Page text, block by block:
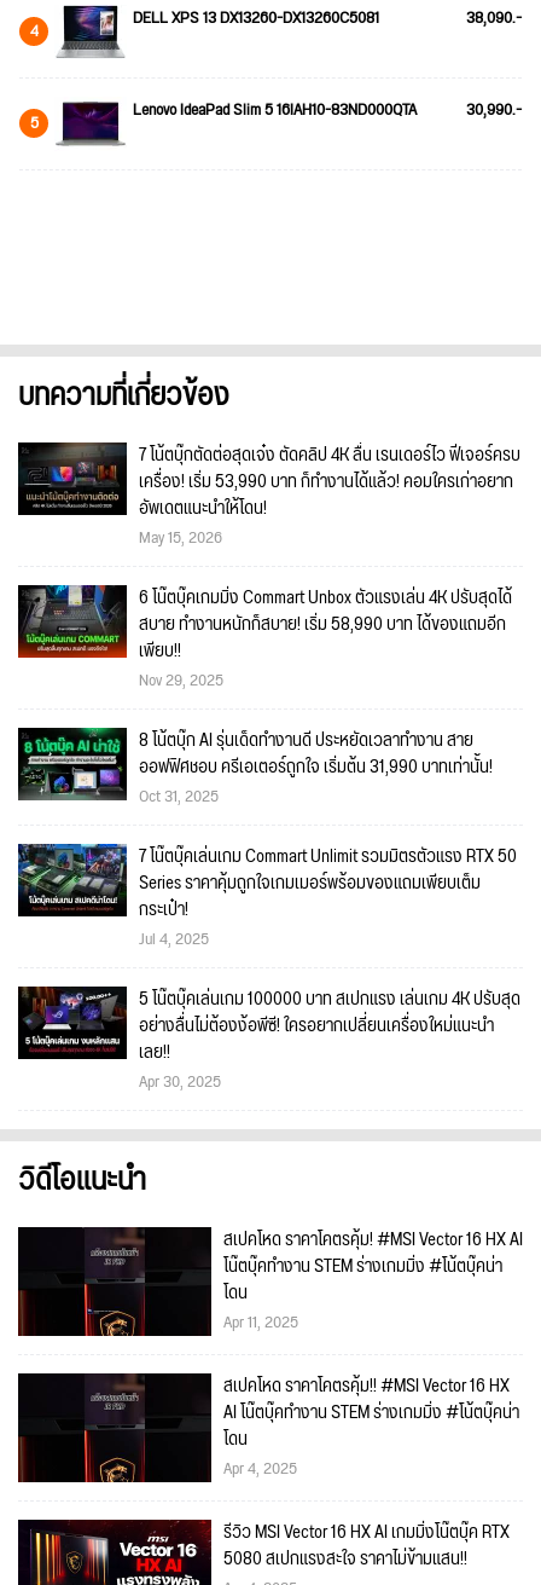
4 DELL XPS 13 DX13260-DX13260C5081 38,090.-
5 Lenovo IdeaPad Slim 5 16IAH10-83ND000QTA 30,990.-
บทความที่เกี่ยวข้อง
7 โน้ตบุ๊กตัดต่อสุดเจ๋ง ตัดคลิป 4K ลื่น เรนเดอร์ไว ฟีเจอร์ครบ
เครื่อง! เริ่ม 53,990 บาท ก็ทำงานได้แล้ว! คอมใครเก่าอยาก
อัพเดตแนะนำให้โดน!
May 15, 2026
6 โน๊ตบุ๊คเกมมิ่ง Commart Unbox ตัวแรงเล่น 4K ปรับสุดได้
สบาย ทำงานหนักก็สบาย! เริ่ม 58,990 บาท ได้ของแถมอีก
เพียบ!!
Nov 29, 2025
8 โน้ตบุ๊ก AI รุ่นเด็ดทำงานดี ประหยัดเวลาทำงาน สาย
ออฟฟิศชอบ ครีเอเตอร์ถูกใจ เริ่มต้น 31,990 บาทเท่านั้น!
Oct 31, 2025
7 โน๊ตบุ๊คเล่นเกม Commart Unlimit รวมมิตรตัวแรง RTX 50
Series ราคาคุ้มถูกใจเกมเมอร์พร้อมของแถมเพียบเต็ม
กระเป๋า!
Jul 4, 2025
5 โน๊ตบุ๊คเล่นเกม 100000 บาท สเปกแรง เล่นเกม 4K ปรับสุด
อย่างลื่นไม่ต้องง้อพีซี! ใครอยากเปลี่ยนเครื่องใหม่แนะนำ
เลย!!
Apr 30, 2025
วิดีโอแนะนำ
สเปคโหด ราคาโคตรคุ้ม! #MSI Vector 16 HX AI
โน๊ตบุ๊คทำงาน STEM ร่างเกมมิ่ง #โน้ตบุ๊คน่า
โดน
Apr 11, 2025
สเปคโหด ราคาโคตรคุ้ม!! #MSI Vector 16 HX
AI โน๊ตบุ๊คทำงาน STEM ร่างเกมมิ่ง #โน้ตบุ๊คน่า
โดน
Apr 4, 2025
รีวิว MSI Vector 16 HX AI เกมมิ่งโน๊ตบุ๊ค RTX
5080 สเปกแรงสะใจ ราคาไม่ข้ามแสน!!